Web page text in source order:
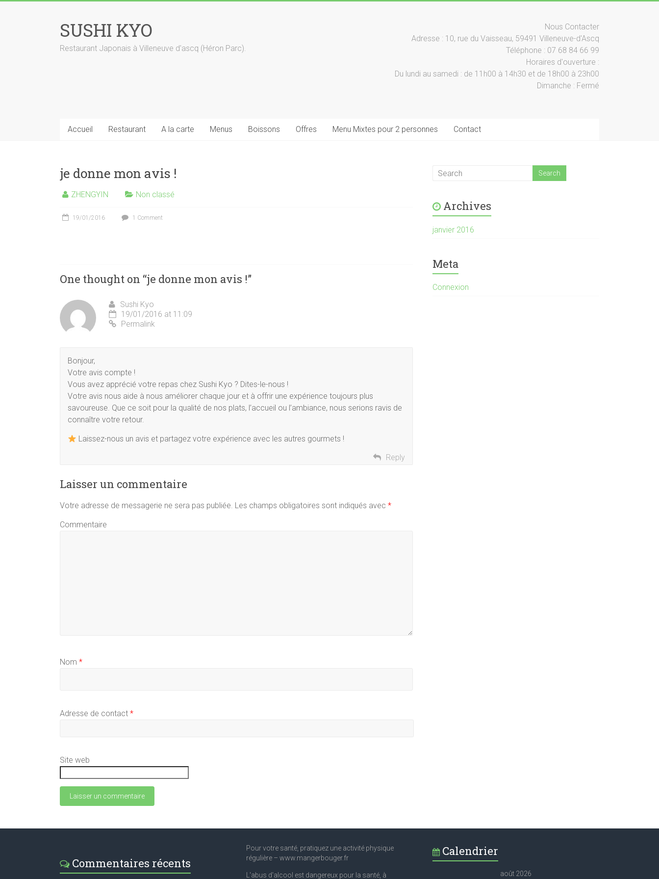
SUSHI KYO
Restaurant Japonais à Villeneuve d'ascq (Héron Parc).
Nous Contacter
Adresse : 10, rue du Vaisseau, 59491 Villeneuve-d'Ascq
Téléphone : 07 68 84 66 99
Horaires d'ouverture :
Du lundi au samedi : de 11h00 à 14h30 et de 18h00 à 23h00
Dimanche : Fermé
Accueil Restaurant A la carte Menus Boissons Offres Menu Mixtes pour 2 personnes Contact
je donne mon avis !
ZHENGYIN Non classé
19/01/2016 1 Comment
One thought on “je donne mon avis !”
Sushi Kyo
19/01/2016 at 11:09
Permalink
Bonjour,
Votre avis compte !
Vous avez apprécié votre repas chez Sushi Kyo ? Dites-le-nous !
Votre avis nous aide à nous améliorer chaque jour et à offrir une expérience toujours plus
savoureuse. Que ce soit pour la qualité de nos plats, l’accueil ou l’ambiance, nous serions ravis de
connaître votre retour.
Laissez-nous un avis et partagez votre expérience avec les autres gourmets !
Reply
Laisser un commentaire
Votre adresse de messagerie ne sera pas publiée. Les champs obligatoires sont indiqués avec *
Commentaire
Nom *
Adresse de contact *
Site web
Archives
janvier 2016
Meta
Connexion
Commentaires récents
Pour votre santé, pratiquez une activité physique
régulière – www.mangerbouger.fr
L'abus d'alcool est dangereux pour la santé, à
Calendrier
août 2026